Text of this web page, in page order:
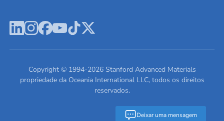
Deixar uma mensagem
Escreva para nós
Copyright © 1994-2026Stanford Advanced Materials
propriedade da Oceania International LLC, todos os direitos
reservados.